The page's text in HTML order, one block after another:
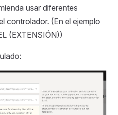
usar diferentes
controlador. (En el ejemplo
(EXTENSIÓN))